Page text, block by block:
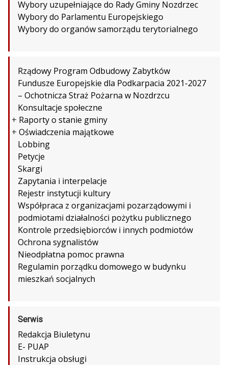
Wybory uzupełniające do Rady Gminy Nozdrzec
Wybory do Parlamentu Europejskiego
Wybory do organów samorządu terytorialnego
Rządowy Program Odbudowy Zabytków
Fundusze Europejskie dla Podkarpacia 2021-2027
– Ochotnicza Straż Pożarna w Nozdrzcu
Konsultacje społeczne
+ Raporty o stanie gminy
+ Oświadczenia majątkowe
Lobbing
Petycje
Skargi
Zapytania i interpelacje
Rejestr instytucji kultury
Współpraca z organizacjami pozarządowymi i
podmiotami działalności pożytku publicznego
Kontrole przedsiębiorców i innych podmiotów
Ochrona sygnalistów
Nieodpłatna pomoc prawna
Regulamin porządku domowego w budynku
mieszkań socjalnych
Serwis
Redakcja Biuletynu
E- PUAP
Instrukcja obsługi